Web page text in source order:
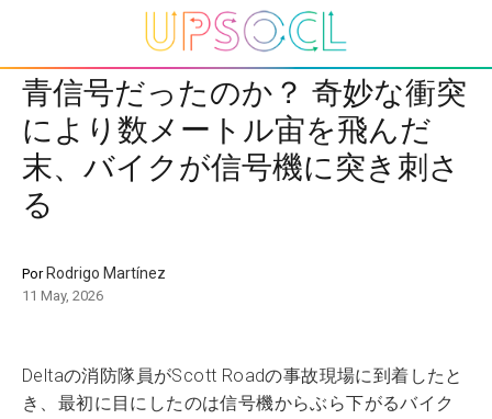
青信号だったのか？ 奇妙な衝突
により数メートル宙を飛んだ
末、バイクが信号機に突き刺さ
る
Por Rodrigo Martínez
11 May, 2026
Deltaの消防隊員がScott Roadの事故現場に到着したと
き、最初に目にしたのは信号機からぶら下がるバイク